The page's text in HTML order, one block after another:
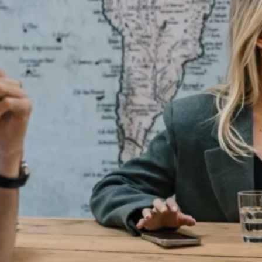
perfecte combinatie. Buiten het werk geniet ik vooral
drankje erbij en goede gesprekken. Daarnaast heb ik
rollen binnen aankoop, verkoop en klantbegeleiding.
en het ontzorgen van klanten gedurende het hele
en servicegericht werken binnen de